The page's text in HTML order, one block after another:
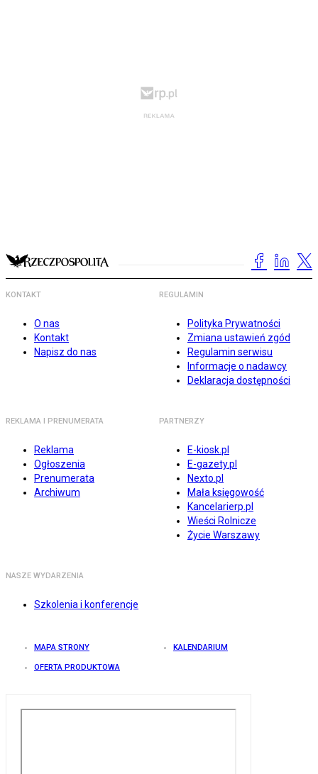
KONTAKT
O nas
Kontakt
Napisz do nas
REGULAMIN
Polityka Prywatności
Zmiana ustawień zgód
Regulamin serwisu
Informacje o nadawcy
Deklaracja dostępności
REKLAMA I PRENUMERATA
Reklama
Ogłoszenia
Prenumerata
Archiwum
PARTNERZY
E-kiosk.pl
E-gazety.pl
Nexto.pl
Mała księgowość
Kancelarierp.pl
Wieści Rolnicze
Życie Warszawy
NASZE WYDARZENIA
Szkolenia i konferencje
MAPA STRONY KALENDARIUM
OFERTA PRODUKTOWA